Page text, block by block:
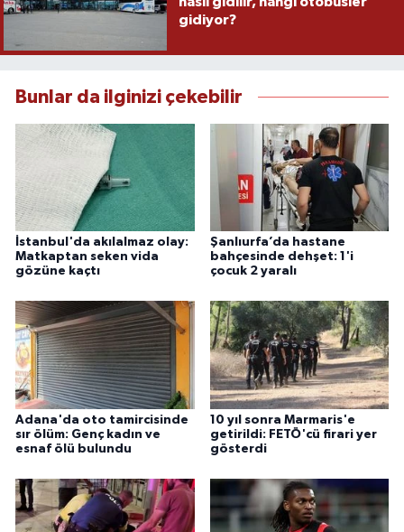
gidiyor?
Bunlar da ilginizi çekebilir
İstanbul'da akılalmaz olay:
Matkaptan seken vida
gözüne kaçtı
Şanlıurfa’da hastane
bahçesinde dehşet: 1'i
çocuk 2 yaralı
Adana'da oto tamircisinde
sır ölüm: Genç kadın ve
esnaf ölü bulundu
10 yıl sonra Marmaris'e
getirildi: FETÖ'cü firari yer
gösterdi